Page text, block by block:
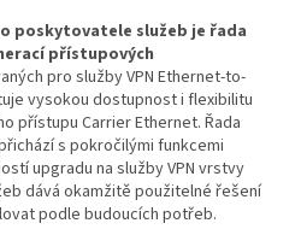
poskytovatele služeb je řada
přístupových
pro služby VPN Ethernet-to-
vysokou dostupnost i flexibilitu
přístupu Carrier Ethernet. Řada
s pokročilými funkcemi
upgradu na služby VPN vrstvy
dává okamžitě použitelné řešení
podle budoucích potřeb.